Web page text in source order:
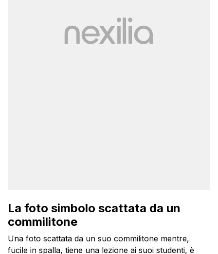
La foto simbolo scattata da un
commilitone
Una foto scattata da un suo commilitone mentre,
fucile in spalla, tiene una lezione ai suoi studenti, è